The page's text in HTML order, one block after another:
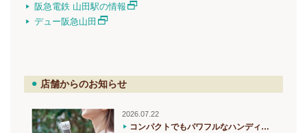
阪急電鉄 山田駅の情報
デュー阪急山田
店舗からのお知らせ
2026.07.22
コンパクトでもパワフルなハンディファン！